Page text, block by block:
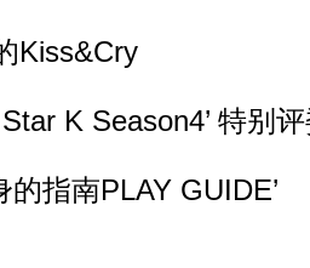
Kiss&Cry
K Season4’ 特别
的指南PLAY GUIDE’